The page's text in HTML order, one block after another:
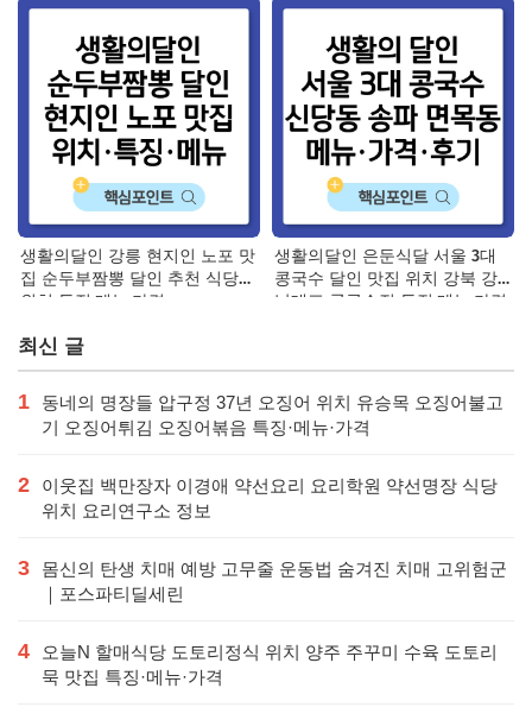
생활의달인 강릉 현지인 노포 맛
집 순두부짬뽕 달인 추천 식당
위치 특징·메뉴·가격
생활의달인 은둔식달 서울 3대
콩국수 달인 맛집 위치 강북 강
남대표 콩국수집 특징·메뉴·가격·
최신 글
1
동네의 명장들 압구정 37년 오징어 위치 유승목 오징어불고
기 오징어튀김 오징어볶음 특징·메뉴·가격
2
이웃집 백만장자 이경애 약선요리 요리학원 약선명장 식당
위치 요리연구소 정보
3
몸신의 탄생 치매 예방 고무줄 운동법 숨겨진 치매 고위험군
｜포스파티딜세린
4
오늘N 할매식당 도토리정식 위치 양주 주꾸미 수육 도토리
묵 맛집 특징·메뉴·가격